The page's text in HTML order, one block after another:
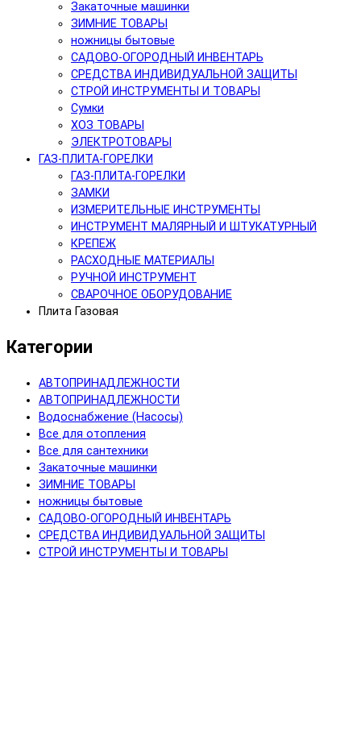
Закаточные машинки
ЗИМНИЕ ТОВАРЫ
ножницы бытовые
САДОВО-ОГОРОДНЫЙ ИНВЕНТАРЬ
СРЕДСТВА ИНДИВИДУАЛЬНОЙ ЗАЩИТЫ
СТРОЙ ИНСТРУМЕНТЫ И ТОВАРЫ
Сумки
ХОЗ ТОВАРЫ
ЭЛЕКТРОТОВАРЫ
ГАЗ-ПЛИТА-ГОРЕЛКИ
ГАЗ-ПЛИТА-ГОРЕЛКИ
ЗАМКИ
ИЗМЕРИТЕЛЬНЫЕ ИНСТРУМЕНТЫ
ИНСТРУМЕНТ МАЛЯРНЫЙ И ШТУКАТУРНЫЙ
КРЕПЕЖ
РАСХОДНЫЕ МАТЕРИАЛЫ
РУЧНОЙ ИНСТРУМЕНТ
СВАРОЧНОЕ ОБОРУДОВАНИЕ
Плита Газовая
Категории
АВТОПРИНАДЛЕЖНОСТИ
АВТОПРИНАДЛЕЖНОСТИ
Водоснабжение (Насосы)
Все для отопления
Все для сантехники
Закаточные машинки
ЗИМНИЕ ТОВАРЫ
ножницы бытовые
САДОВО-ОГОРОДНЫЙ ИНВЕНТАРЬ
СРЕДСТВА ИНДИВИДУАЛЬНОЙ ЗАЩИТЫ
СТРОЙ ИНСТРУМЕНТЫ И ТОВАРЫ